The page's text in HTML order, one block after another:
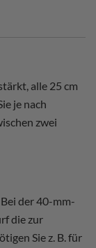
alle 25 cm
je nach
zwei
der 40-mm-
die zur
Sie z. B. für